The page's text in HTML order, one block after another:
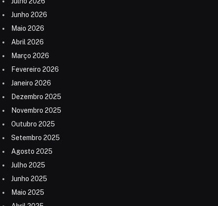
Junho 2026
Maio 2026
Abril 2026
Março 2026
Fevereiro 2026
Janeiro 2026
Dezembro 2025
Novembro 2025
Outubro 2025
Setembro 2025
Agosto 2025
Julho 2025
Junho 2025
Maio 2025